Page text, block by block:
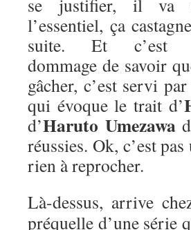
se justifier, il va
l’essentiel, ça
suite. Et c’est
dommage de savoir
gâcher, c’est servi
qui évoque le trait d’
d’Haruto Umezawa
réussies. Ok, c’est
rien à reprocher.
Là-dessus, arrive
préquelle d’une série